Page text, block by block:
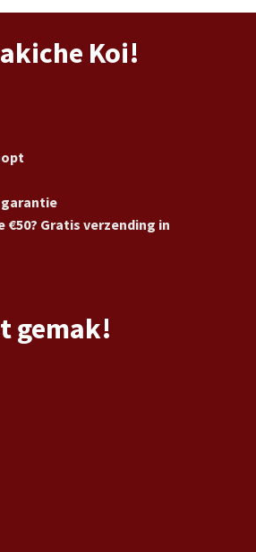
Koi!
Gratis verzending in
gemak!